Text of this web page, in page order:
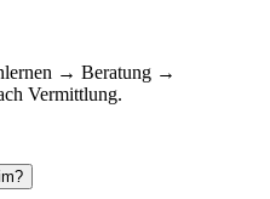
→ Beratung →
Vermittlung.